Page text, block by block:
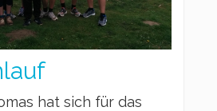
hat sich für das